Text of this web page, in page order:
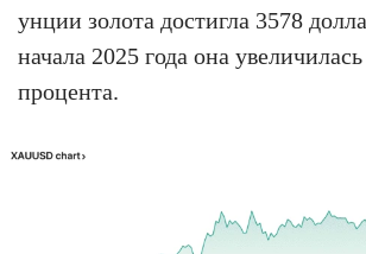
унции золота достигла 3578
начала 2025 года она
процента.